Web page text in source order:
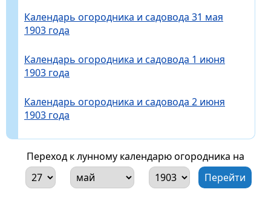
Календарь огородника и садовода 31 мая
1903 года
Календарь огородника и садовода 1 июня
1903 года
Календарь огородника и садовода 2 июня
1903 года
Переход к лунному календарю огородника на